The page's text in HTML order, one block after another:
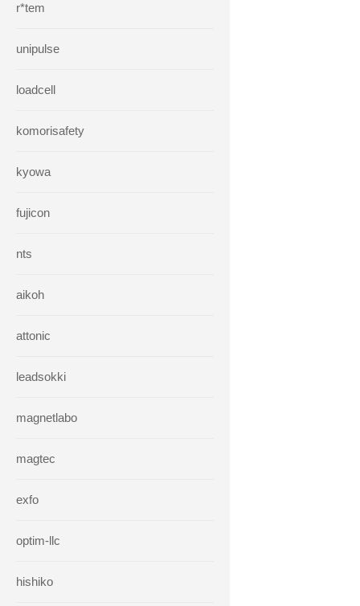
r*tem
unipulse
loadcell
komorisafety
kyowa
fujicon
nts
aikoh
attonic
leadsokki
magnetlabo
magtec
exfo
optim-llc
hishiko